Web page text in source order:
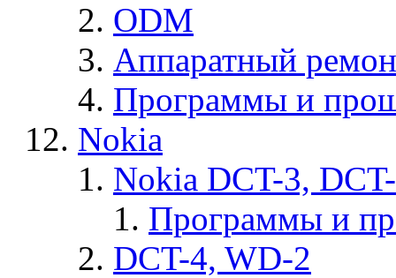
ODM
Аппаратный
Программы и
Nokia
Nokia DCT-3,
Программы и
DCT-4, WD-2